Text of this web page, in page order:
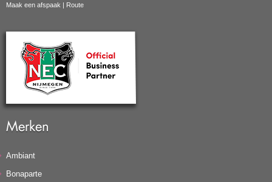
Maak een afspaak | Route
Merken
Ambiant
Bonaparte